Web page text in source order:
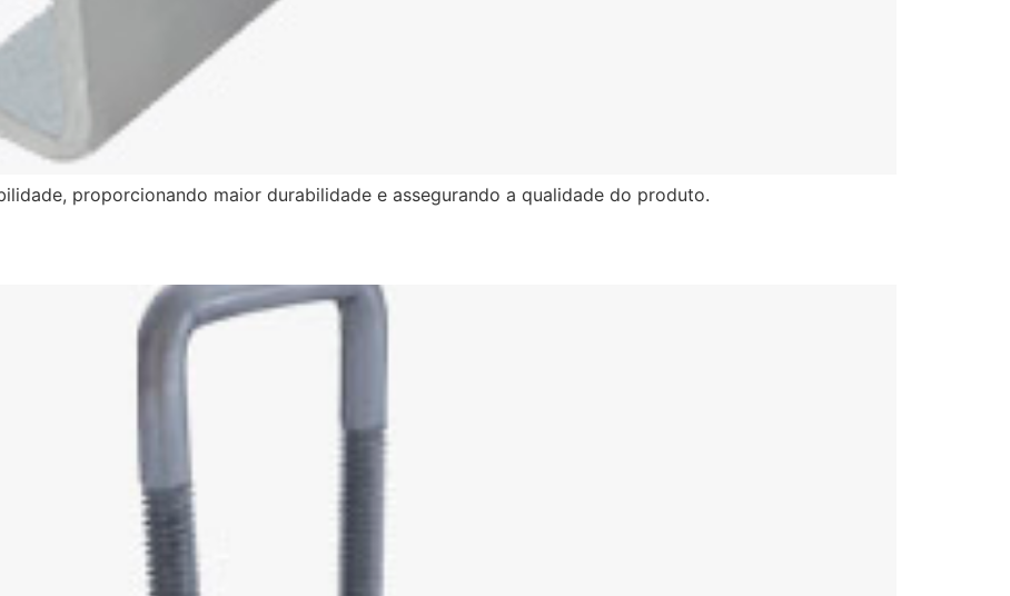
proporcionando maior durabilidade e assegurando a qualidade do produto.